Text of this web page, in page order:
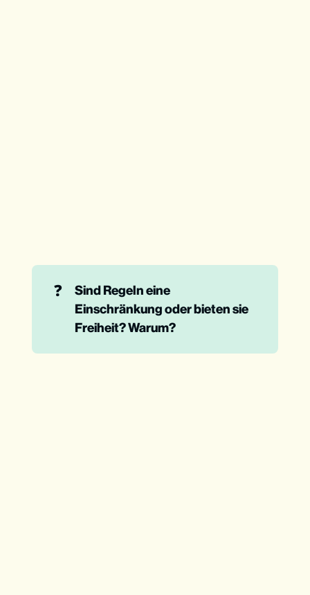
❓
Sind Regeln eine
Einschränkung oder bieten sie
Freiheit? Warum?